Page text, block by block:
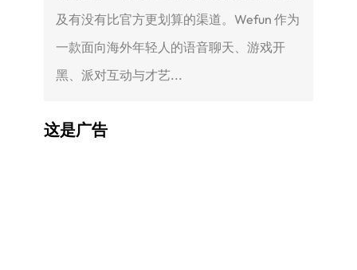
及有没有比官方更划算的渠道。Wefun 作为
一款面向海外年轻人的语音聊天、游戏开
黑、派对互动与才艺...
这是广告